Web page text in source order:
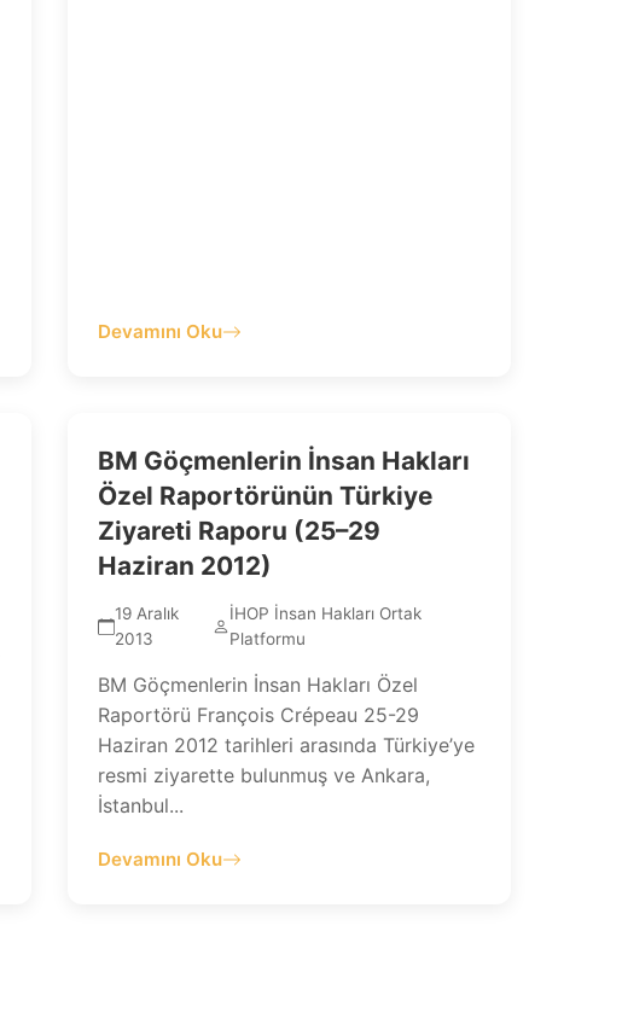
Devamını Oku
BM Göçmenlerin İnsan Hakları
Özel Raportörünün Türkiye
Ziyareti Raporu (25–29
Haziran 2012)
19 Aralık
2013
İHOP İnsan Hakları Ortak
Platformu
BM Göçmenlerin İnsan Hakları Özel
Raportörü François Crépeau 25-29
Haziran 2012 tarihleri arasında Türkiye’ye
resmi ziyarette bulunmuş ve Ankara,
İstanbul...
Devamını Oku